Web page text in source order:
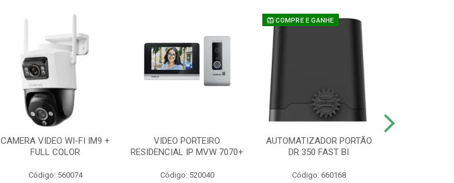
CAMERA VIDEO WI-FI IM9 +
FULL COLOR
Código: 560074
VIDEO PORTEIRO
RESIDENCIAL IP MVW 7070+
Código: 520040
COMPRE E GANHE
AUTOMATIZADOR PORTÃO
DR 350 FAST BI
Código: 660168